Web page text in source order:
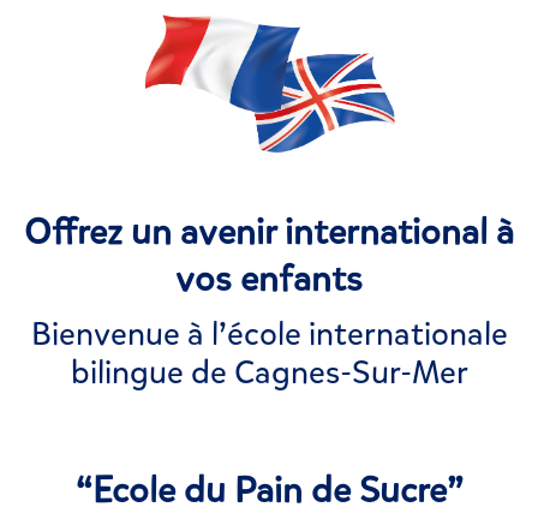
Offrez un avenir international à
vos enfants
Bienvenue à l’école internationale
bilingue de Cagnes-Sur-Mer
“Ecole du Pain de Sucre”